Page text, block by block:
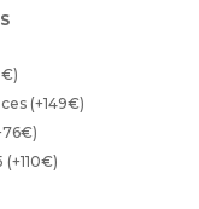
€)
(+149€)
76€)
(+110€)